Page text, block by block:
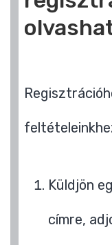
Küldjön
címre,